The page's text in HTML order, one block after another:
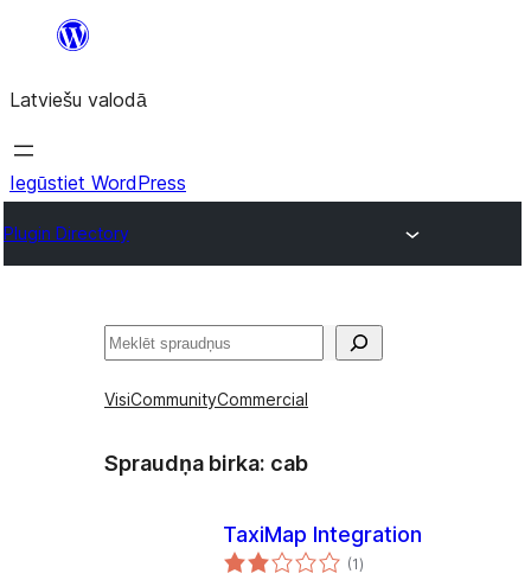
Pāriet
saturu
Latviešu valodā
Iegūstiet WordPress
Plugin Directory
Meklēt
VisiCommunityCommercial
Spraudņa birka: cab
TaxiMap Integration
(1vērtējumu
kopsumma
)